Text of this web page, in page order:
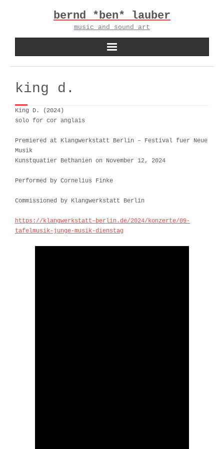
bernd *ben* lauber
music and sound art
king d.
King D. (2024)
solo for cor anglais
Premiered at Klangwerkstatt Berlin – Festival fuer Neue
Musik
Kunstquatier Bethanien on November 12, 2024
Performed by Cornelius Finke
Commissioned by Klangwerkstatt Berlin
https://klangwerkstatt–berlin.de/2024/konzerte/09-
tafelmusik-junge-musik-dienstag